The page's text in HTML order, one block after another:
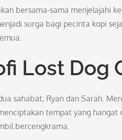
bersama-sama menjelajahi
surga bagi pecinta kopi
Lost Dog
sahabat, Ryan dan Sarah.
tempat yang hangat
bercengkrama.